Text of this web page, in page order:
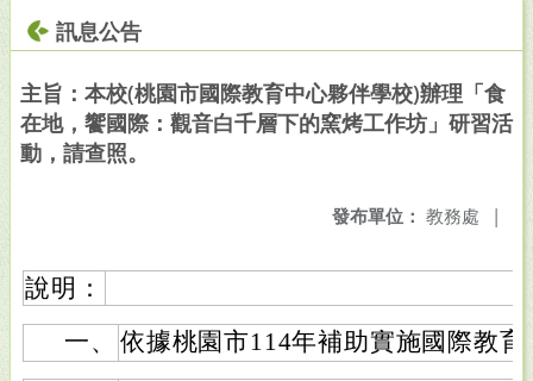
訊息公告
主旨：本校(桃園市國際教育中心夥伴學校)辦理「食
在地，饗國際：觀音白千層下的窯烤工作坊」研習活
動，請查照。
發布單位： 教務處 |
說明：
一、
依據桃園市114年補助實施國際教